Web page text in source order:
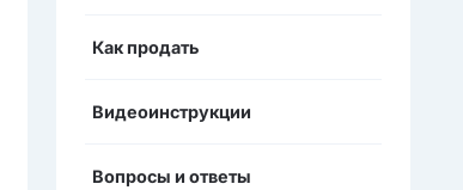
Как продать
Видеоинструкции
Вопросы и ответы